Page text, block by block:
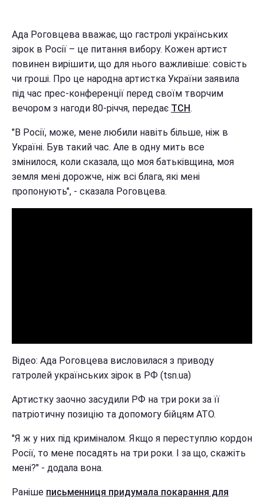
Ада Роговцева вважає, що гастролі українських
зірок в Росії – це питання вибору. Кожен артист
повинен вирішити, що для нього важливіше: совість
чи гроші. Про це народна артистка України заявила
під час прес-конференції перед своїм творчим
вечором з нагоди 80-річчя, передає ТСН.
"В Росії, може, мене любили навіть більше, ніж в
Україні. Був такий час. Але в одну мить все
змінилося, коли сказала, що моя батьківщина, моя
земля мені дорожче, ніж всі блага, які мені
пропонують", - сказала Роговцева.
Відео: Ада Роговцева висловилася з приводу
гатролей українських зірок в РФ (tsn.ua)
Артистку заочно засудили РФ на три роки за її
патріотичну позицію та допомогу бійцям АТО.
"Я ж у них під криміналом. Якщо я переступлю кордон
Росії, то мене посадять на три роки. І за що, скажіть
мені?" - додала вона.
Раніше письменниця придумала покарання для